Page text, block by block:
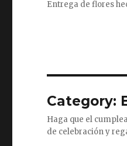
Entrega de flores
Category:
Haga que el
de celebración y